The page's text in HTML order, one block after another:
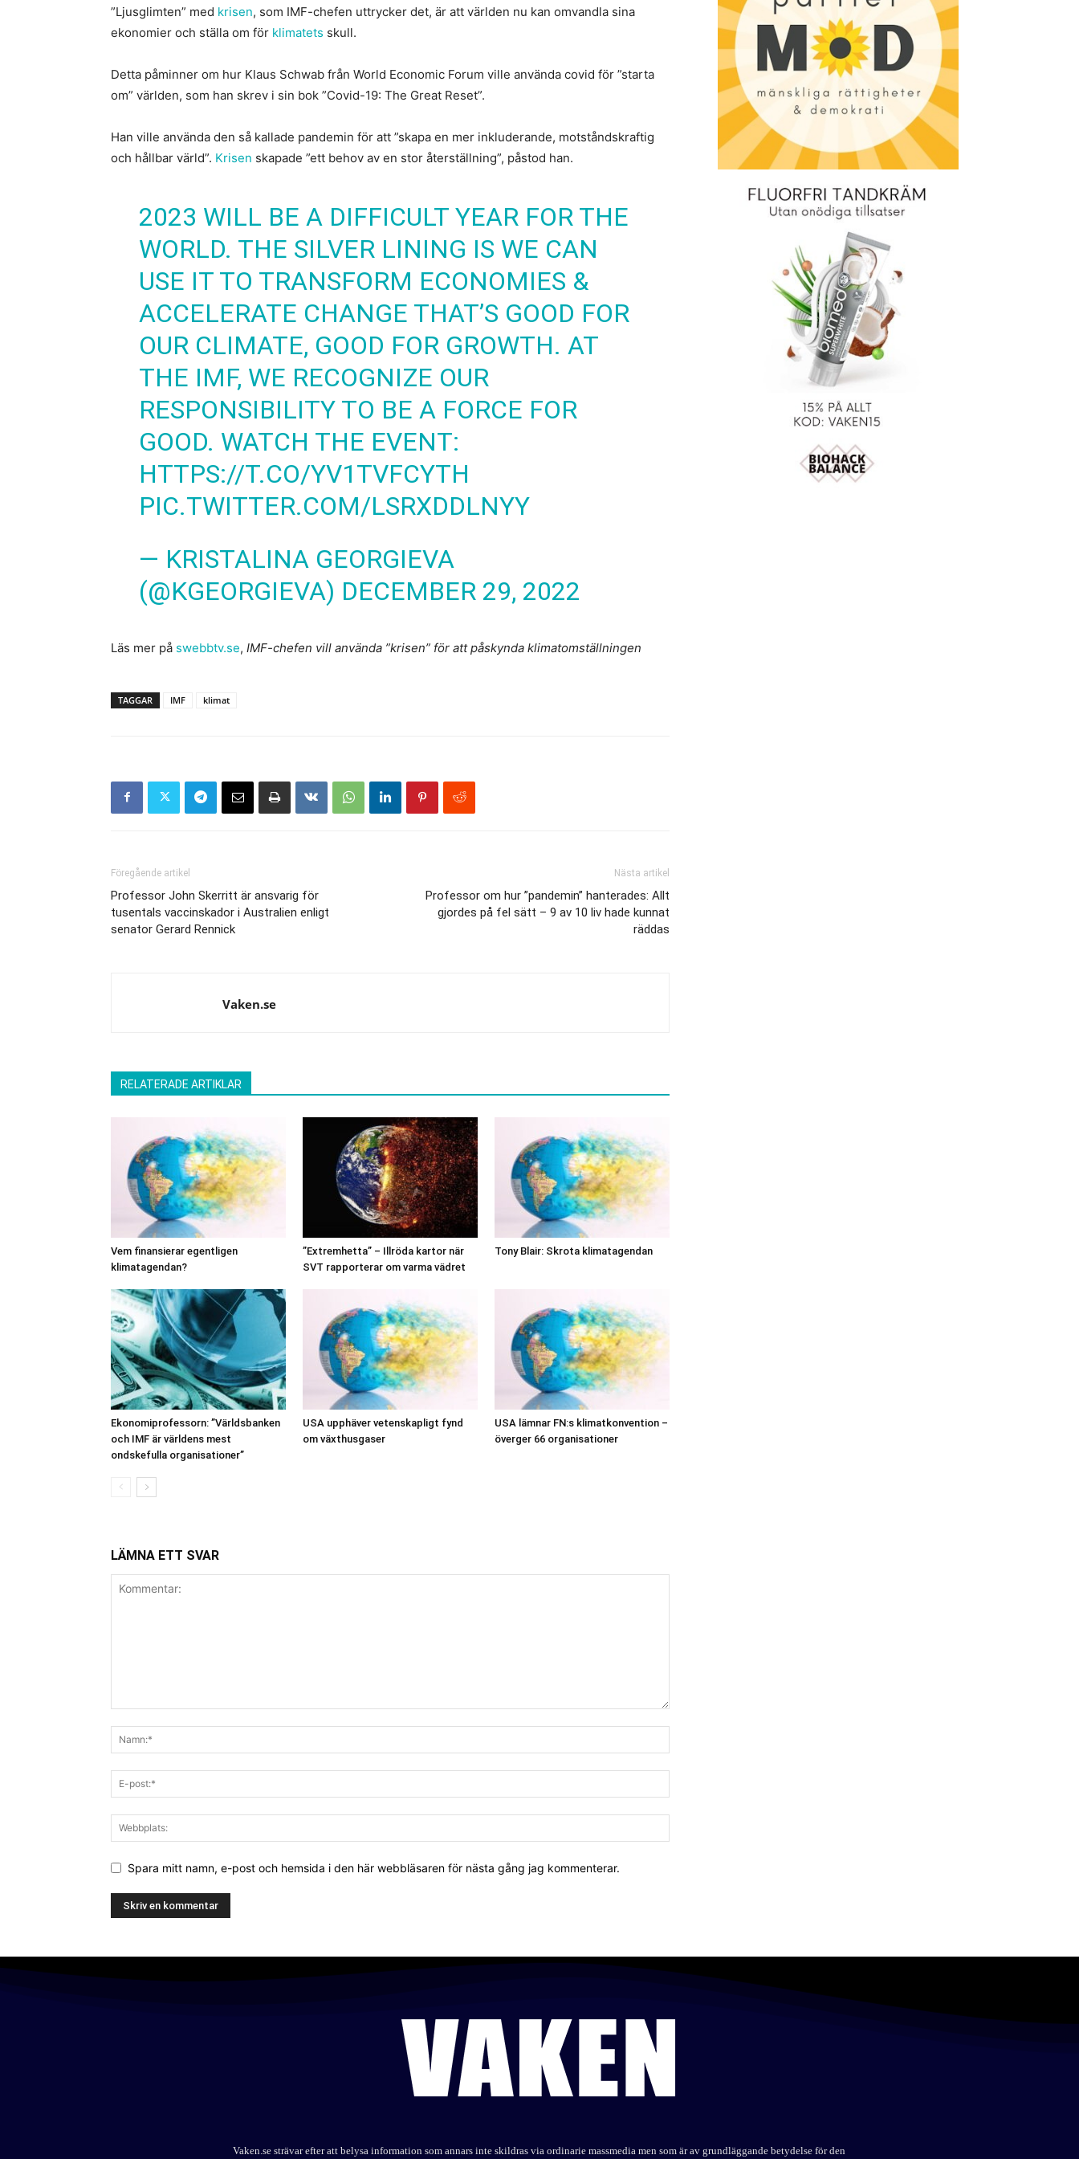
”Ljusglimten” med krisen, som IMF-chefen uttrycker det, är att världen nu kan omvandla sina
ekonomier och ställa om för klimatets skull.
Detta påminner om hur Klaus Schwab från World Economic Forum ville använda covid för ”starta
om” världen, som han skrev i sin bok ”Covid-19: The Great Reset”.
Han ville använda den så kallade pandemin för att ”skapa en mer inkluderande, motståndskraftig
och hållbar värld”. Krisen skapade ”ett behov av en stor återställning”, påstod han.
2023 WILL BE A DIFFICULT YEAR FOR THE
WORLD. THE SILVER LINING IS WE CAN
USE IT TO TRANSFORM ECONOMIES &
ACCELERATE CHANGE THAT’S GOOD FOR
OUR CLIMATE, GOOD FOR GROWTH. AT
THE IMF, WE RECOGNIZE OUR
RESPONSIBILITY TO BE A FORCE FOR
GOOD. WATCH THE EVENT:
HTTPS://T.CO/YV1TVFCYTH
PIC.TWITTER.COM/LSRXDDLNYY
— KRISTALINA GEORGIEVA
(@KGEORGIEVA) DECEMBER 29, 2022
Läs mer på swebbtv.se, IMF-chefen vill använda ”krisen” för att påskynda klimatomställningen
TAGGAR IMF klimat
Föregående artikel
Professor John Skerritt är ansvarig för
tusentals vaccinskador i Australien enligt
senator Gerard Rennick
Nästa artikel
Professor om hur ”pandemin” hanterades: Allt
gjordes på fel sätt – 9 av 10 liv hade kunnat
räddas
Vaken.se
RELATERADE ARTIKLAR
Vem finansierar egentligen
klimatagendan?
”Extremhetta” – Illröda kartor när
SVT rapporterar om varma vädret
Tony Blair: Skrota klimatagendan
Ekonomiprofessorn: ”Världsbanken
och IMF är världens mest
ondskefulla organisationer”
USA upphäver vetenskapligt fynd
om växthusgaser
USA lämnar FN:s klimatkonvention –
överger 66 organisationer
LÄMNA ETT SVAR
Spara mitt namn, e-post och hemsida i den här webbläsaren för nästa gång jag kommenterar.
Vaken.se strävar efter att belysa information som annars inte skildras via ordinarie massmedia men som är av grundläggande betydelse för den